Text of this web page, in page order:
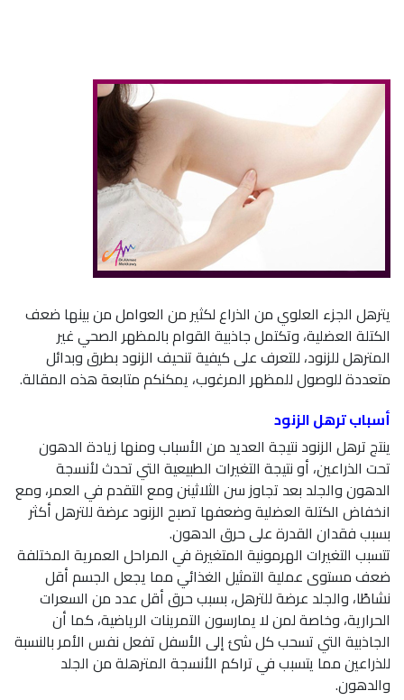
يترهل الجزء العلوي من الذراع لكثير من العوامل من بينها ضعف
الكتلة العضلية، وتكتمل جاذبية القوام بالمظهر الصحي غير
المترهل للزنود، للتعرف على كيفية تنحيف الزنود بطرق وبدائل
متعددة للوصول للمظهر المرغوب، يمكنكم متابعة هذه المقالة.
أسباب ترهل الزنود
ينتج ترهل الزنود نتيجة العديد من الأسباب ومنها زيادة الدهون
تحت الذراعين، أو نتيجة التغيرات الطبيعية التي تحدث لأنسجة
الدهون والجلد بعد تجاوز سن الثلاثينن ومع التقدم في العمر، ومع
انخفاض الكتلة العضلية وضعفها تصبح الزنود عرضة للترهل أكثر
بسبب فقدان القدرة على حرق الدهون.
تتسبب التغيرات الهرمونية المتغيرة في المراحل العمرية المختلفة
ضعف مستوى عملية التمثيل الغذائي مما يجعل الجسم أقل
نشاطًا، والجلد عرضة للترهل، بسبب حرق أقل عدد من السعرات
الحرارية، وخاصة لمن لا يمارسون التمرينات الرياضية، كما أن
الجاذبية التي تسحب كل شئ إلى الأسفل تفعل نفس الأمر بالنسبة
للذراعين مما يتسبب في تراكم الأنسجة المترهلة من الجلد
والدهون.